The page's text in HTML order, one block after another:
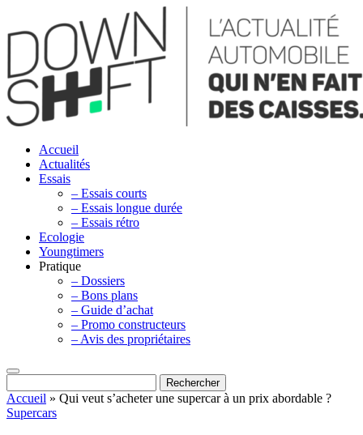
Accueil
Actualités
Essais
– Essais courts
– Essais longue durée
– Essais rétro
Ecologie
Youngtimers
Pratique
– Dossiers
– Bons plans
– Guide d’achat
– Promo constructeurs
– Avis des propriétaires
Accueil » Qui veut s’acheter une supercar à un prix abordable ?
Supercars